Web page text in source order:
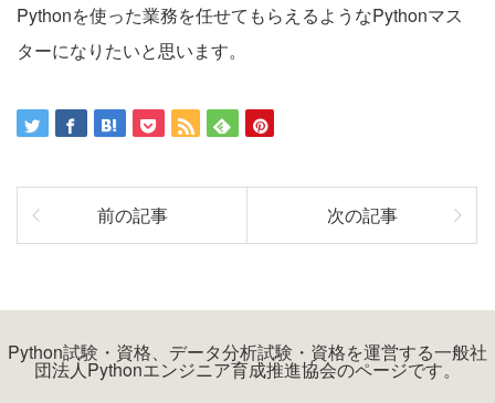
Pythonを使った業務を任せてもらえるようなPythonマス
ターになりたいと思います。
前の記事 次の記事
Python試験・資格、データ分析試験・資格を運営する一般社
団法人Pythonエンジニア育成推進協会のページです。